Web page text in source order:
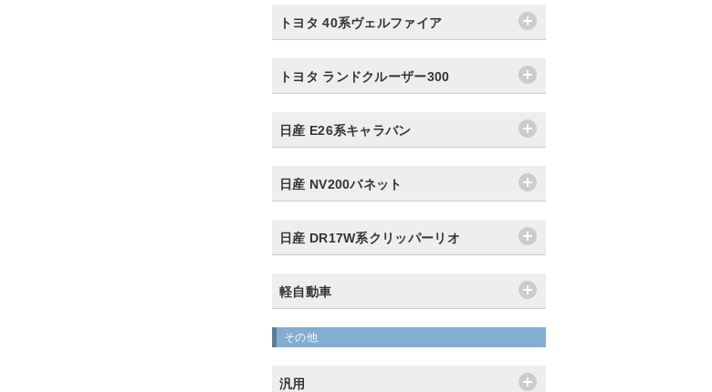
トヨタ 40系ヴェルファイア
トヨタ ランドクルーザー300
日産 E26系キャラバン
日産 NV200バネット
日産 DR17W系クリッパーリオ
軽自動車
その他
汎用